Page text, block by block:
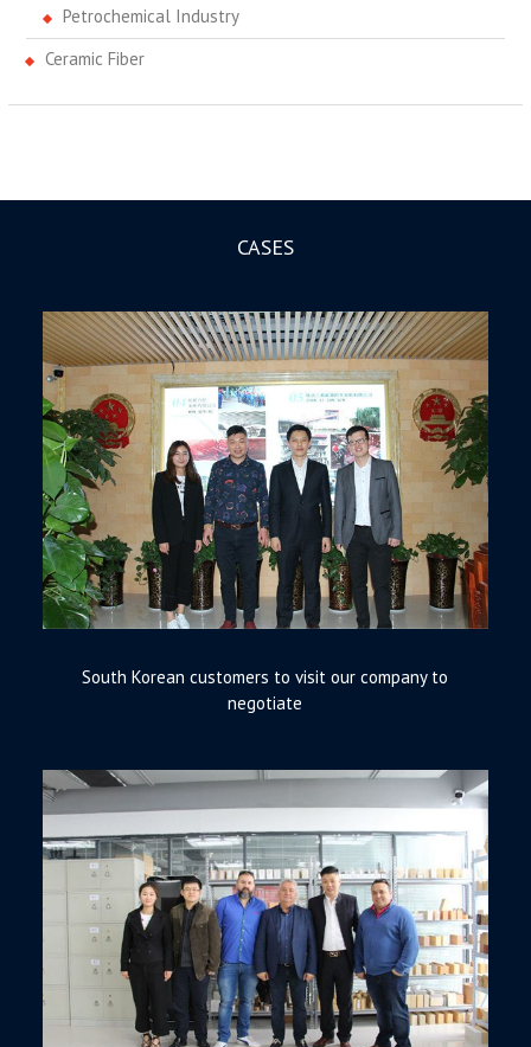
Petrochemical Industry
Ceramic Fiber
CASES
South Korean customers to visit our company to
negotiate